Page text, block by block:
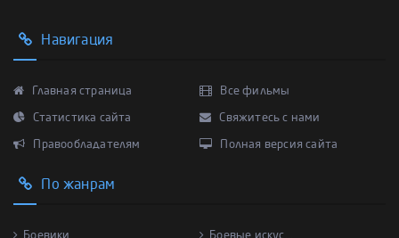
Навигация
Главная страница Все фильмы
Статистика сайта Свяжитесь с нами
Правообладателям Полная версия сайта
По жанрам